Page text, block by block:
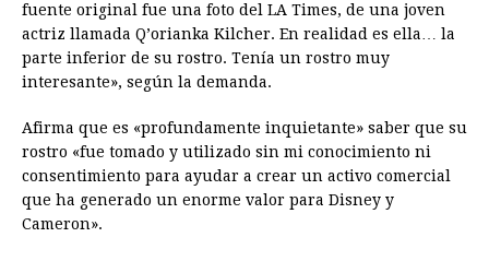
fuente original fue una foto del LA Times, de una joven
actriz llamada Q’orianka Kilcher. En realidad es ella… la
parte inferior de su rostro. Tenía un rostro muy
interesante», según la demanda.
Afirma que es «profundamente inquietante» saber que su
rostro «fue tomado y utilizado sin mi conocimiento ni
consentimiento para ayudar a crear un activo comercial
que ha generado un enorme valor para Disney y
Cameron».